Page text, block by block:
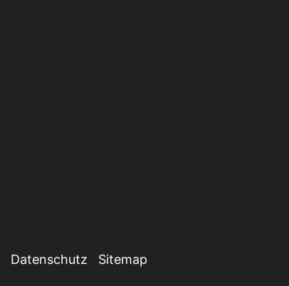
Datenschutz Sitemap